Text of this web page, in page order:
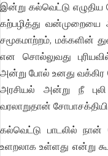
இன்று கல்வெட்டு
கற்பழித்து வன்முறையை
சமூகமாற்றம், மக்களின்
என சொல்லுவது
அன்று போல் உனது
அரசியல் அன்று நீ
வரலாறுதான்
கல்வெட்டு பாடலில் நான்
உளறலாக உள்ளது என்று